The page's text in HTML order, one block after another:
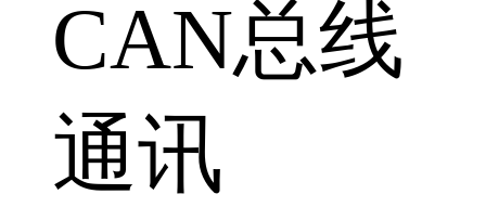
CAN总线
通讯